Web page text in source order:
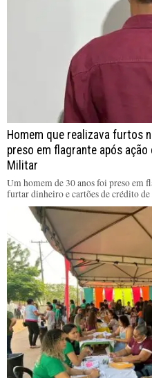
Homem que realizava furtos
preso em flagrante após
Militar
Um homem de 30 anos foi preso em
furtar dinheiro e cartões de crédito